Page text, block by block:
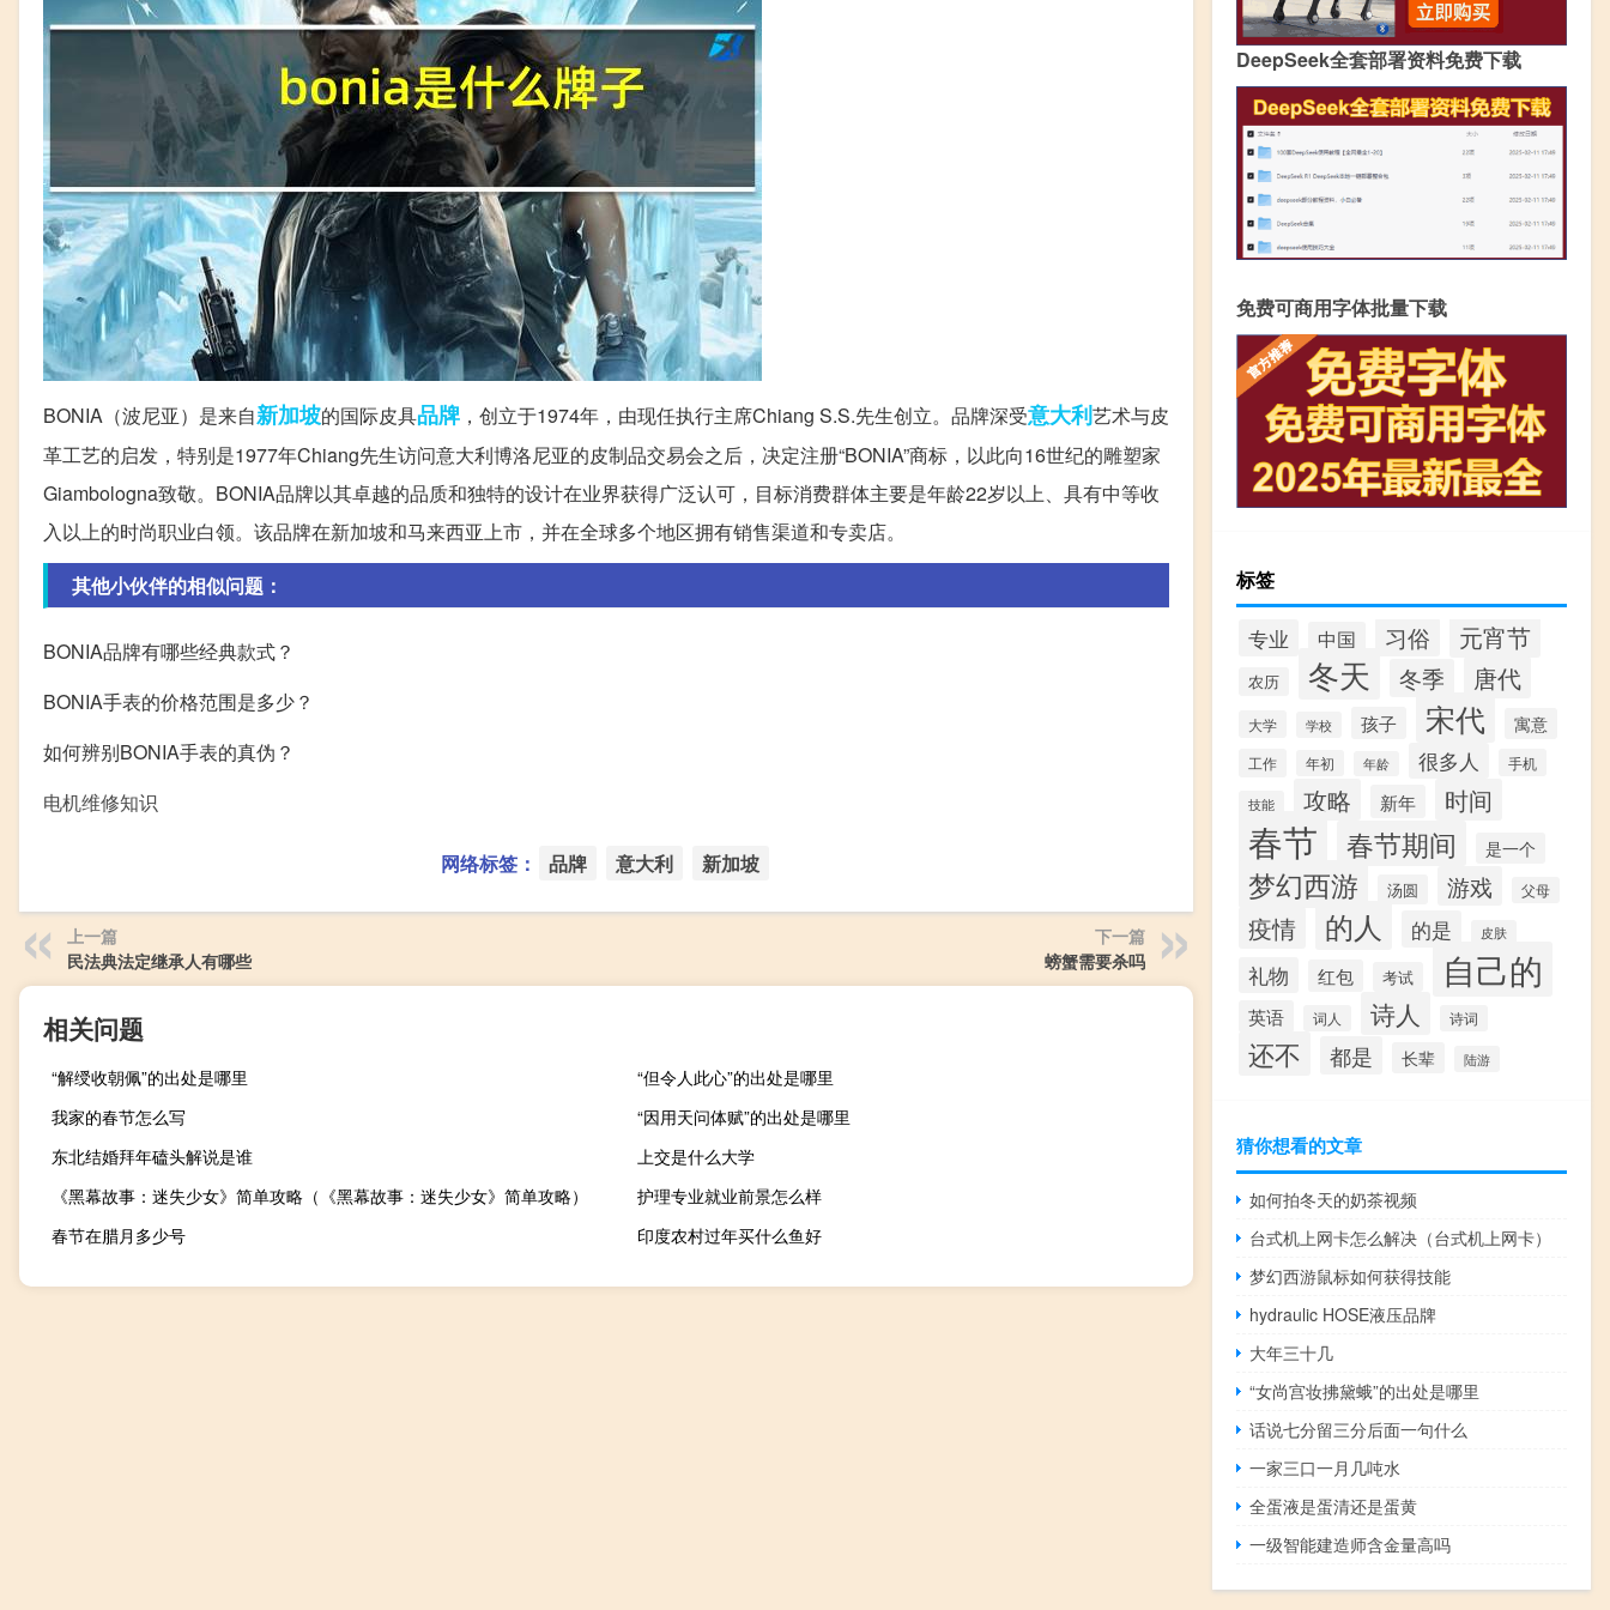
BONIA（波尼亚）是来自新加坡的国际皮具品牌 ，创立于1974年，由现任执行主席Chiang S.S.先生创立。品牌深受意大利艺术与皮
革工艺的启发，特别是1977年Chiang先生访问意大利博洛尼亚的皮制品交易会之后，决定注册“BONIA”商标，以此向16世纪的雕塑家
Giambologna致敬。BONIA品牌以其卓越的品质和独特的设计在业界获得广泛认可，目标消费群体主要是年龄22岁以上、具有中等收
入以上的时尚职业白领。该品牌在新加坡和马来西亚上市，并在全球多个地区拥有销售渠道和专卖店。
其他小伙伴的相似问题：
BONIA品牌有哪些经典款式？
BONIA手表的价格范围是多少？
如何辨别BONIA手表的真伪？
电机维修知识
网络标签： 品牌 意大利 新加坡
上一篇
民法典法定继承人有哪些
下一篇
螃蟹需要杀吗
相关问题
“解绶收朝佩”的出处是哪里
“但令人此心”的出处是哪里
我家的春节怎么写
“因用天问体赋”的出处是哪里
东北结婚拜年磕头解说是谁
上交是什么大学
《黑幕故事：迷失少女》简单攻略（《黑幕故事：迷失少女》简单攻略）
护理专业就业前景怎么样
春节在腊月多少号
印度农村过年买什么鱼好
DeepSeek全套部署资料免费下载
免费可商用字体批量下载
标签
专业 中国 习俗 元宵节
农历 冬天 冬季 唐代
大学 学校 孩子 宋代 寓意
工作 年初 年龄 很多人 手机
技能 攻略 新年 时间
春节 春节期间 是一个
梦幻西游 汤圆 游戏 父母
疫情 的人 的是 皮肤
礼物 红包 考试 自己的
英语 词人 诗人 诗词
还不 都是 长辈 陆游
猜你想看的文章
如何拍冬天的奶茶视频
台式机上网卡怎么解决（台式机上网卡）
梦幻西游鼠标如何获得技能
hydraulic HOSE液压品牌
大年三十几
“女尚宫妆拂黛蛾”的出处是哪里
话说七分留三分后面一句什么
一家三口一月几吨水
全蛋液是蛋清还是蛋黄
一级智能建造师含金量高吗